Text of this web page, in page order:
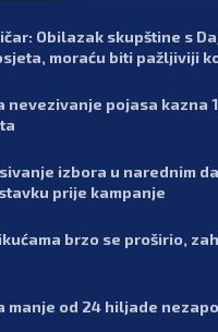
Obilazak skupštine s
moraću biti pažljiviji
nevezivanje pojasa kazna
izbora u narednim
prije kampanje
brzo se proširio,
manje od 24 hiljade